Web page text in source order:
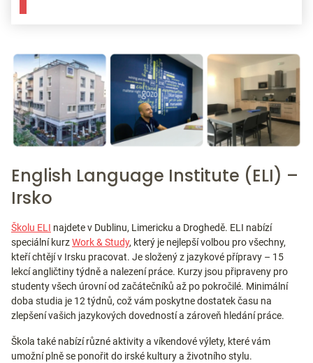
English Language Institute (ELI) –
Irsko
Školu ELI najdete v Dublinu, Limericku a Droghedě. ELI nabízí
speciální kurzWork & Study, který je nejlepší volbou pro všechny,
kteří chtějí v Irsku pracovat. Je složený z jazykové přípravy – 15
lekcí angličtiny týdně a nalezení práce. Kurzy jsou připraveny pro
studenty všech úrovní od začátečníků až po pokročilé. Minimální
doba studia je 12 týdnů, což vám poskytne dostatek času na
zlepšení vašich jazykových dovedností a zároveň hledání práce.
Škola také nabízí různé aktivity a víkendové výlety, které vám
umožní plně se ponořit do irské kultury a životního stylu.